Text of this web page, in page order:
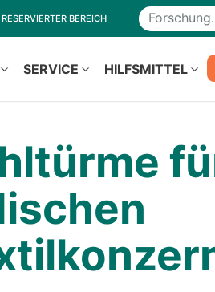
RESERVIERTER BEREICH Forschung
SERVICE HILFSMITTEL